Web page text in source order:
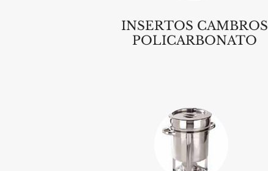
INSERTOS CAMBROS
POLICARBONATO